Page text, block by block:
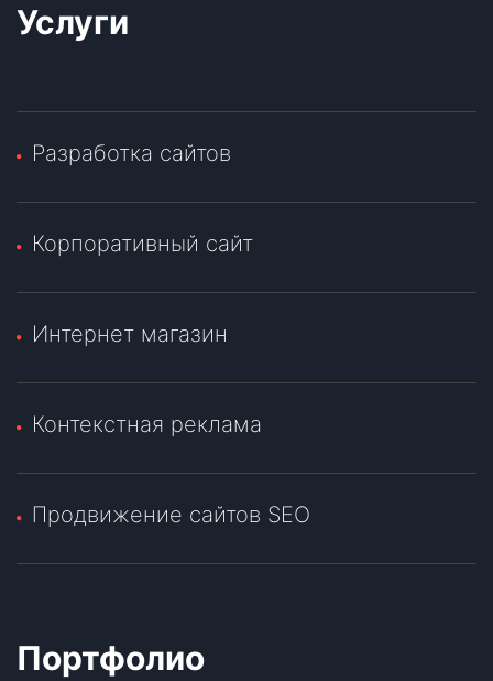
Услуги
Разработка сайтов
Корпоративный сайт
Интернет магазин
Контекстная реклама
Продвижение сайтов SEO
Портфолио